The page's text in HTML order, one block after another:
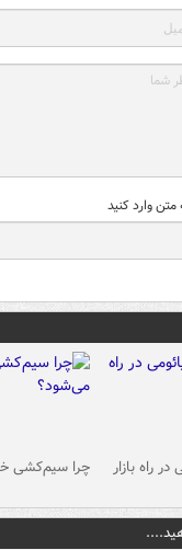
وارد کنید
راه بازار چرا سیم‌کشی